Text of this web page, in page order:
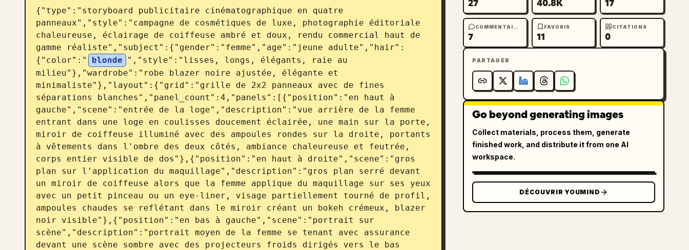
{"type":"storyboard publicitaire cinématographique en quatre
panneaux","style":"campagne de cosmétiques de luxe, photographie éditoriale
chaleureuse, éclairage de coiffeuse ambré et doux, rendu commercial haut de
gamme réaliste","subject":{"gender":"femme","age":"jeune adulte","hair":
{"color":"
blonde
","style":"lisses, longs, élégants, raie au
milieu"},"wardrobe":"robe blazer noire ajustée, élégante et
minimaliste"},"layout":{"grid":"grille de 2x2 panneaux avec de fines
séparations blanches","panel_count":4,"panels":[{"position":"en haut à
gauche","scene":"entrée de la loge","description":"vue arrière de la femme
entrant dans une loge en coulisses doucement éclairée, une main sur la porte,
miroir de coiffeuse illuminé avec des ampoules rondes sur la droite, portants
à vêtements dans l'ombre des deux côtés, ambiance chaleureuse et feutrée,
corps entier visible de dos"},{"position":"en haut à droite","scene":"gros
plan sur l'application du maquillage","description":"gros plan serré devant
un miroir de coiffeuse alors que la femme applique du maquillage sur ses yeux
avec un petit pinceau ou un eye-liner, visage partiellement tourné de profil,
ampoules chaudes se reflétant dans le miroir créant un bokeh crémeux, blazer
noir visible"},{"position":"en bas à gauche","scene":"portrait sur
scène","description":"portrait moyen de la femme se tenant avec assurance
devant une scène sombre avec des projecteurs froids dirigés vers le bas
27 40.8K 17
COMMENTAIRES
7
FAVORIS
11
CITATIONS
0
PARTAGER
Go beyond generating images
Collect materials, process them, generate
finished work, and distribute it from one AI
workspace.
DÉCOUVRIR YOUMIND